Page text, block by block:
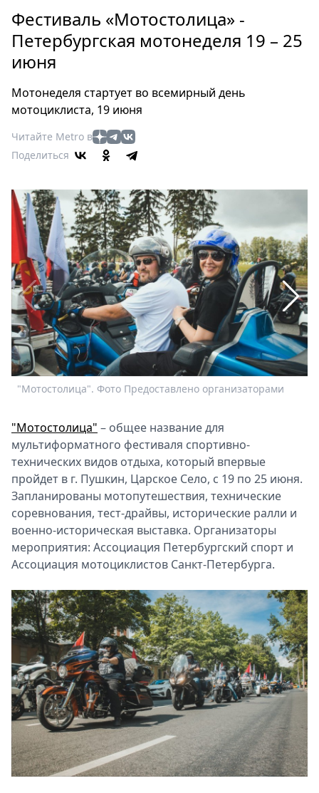
Россия
Мир
Туризм
Мода
Театр
Кино
Книги
Выставки
Пресс-
релизы
О
Metro
Стримы
Спецпроекты
Звезды
Выборы
2026
Metro
Фестиваль «Мотостолица» -
Петербургская мотонеделя 19 – 25
июня
Мотонеделя стартует во всемирный день
мотоциклиста, 19 июня
Читайте Metro в
Поделиться
"Мотостолица". Фото Предоставлено организаторами
"Мотостолица" – общее название для
мультиформатного фестиваля спортивно-
технических видов отдыха, который впервые
пройдет в г. Пушкин, Царское Село, с 19 по 25 июня.
Запланированы мотопутешествия, технические
соревнования, тест-драйвы, исторические ралли и
военно-историческая выставка. Организаторы
мероприятия: Ассоциация Петербургский спорт и
Ассоциация мотоциклистов Санкт-Петербурга.